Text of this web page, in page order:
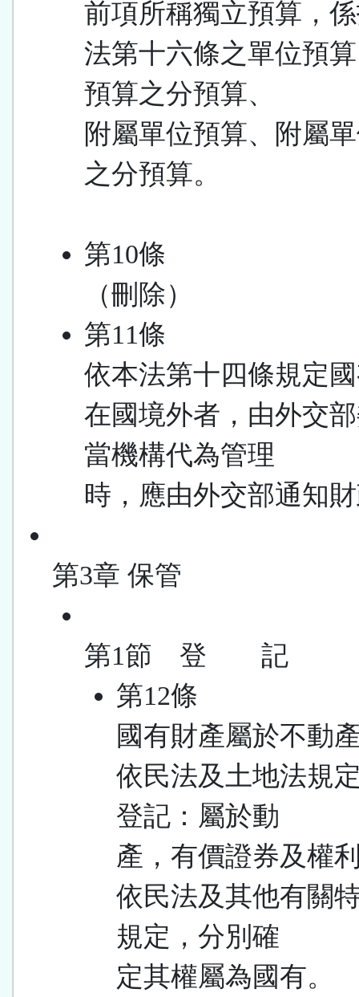
前項所稱獨立預算，
法第十六條之單位預
預算之分預算、
附屬單位預算、附屬
之分預算。
第10條
（刪除）
第11條
依本法第十四條規定
在國境外者，由外交
當機構代為管理
時，應由外交部通知
第3章 保管
第1節 登 記
第12條
國有財產屬於不動
依民法及土地法規
登記：屬於動
產，有價證券及權
依民法及其他有關
規定，分別確
定其權屬為國有。